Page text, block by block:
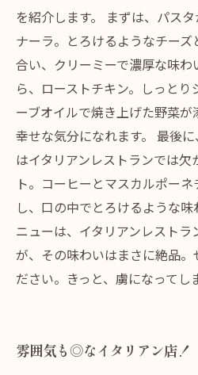
を紹介します。 まずは、パス
ナーラ。とろけるようなチー
合い、クリーミーで濃厚な味
ら、ローストチキン。しっとり
ーブオイルで焼き上げた野菜
幸せな気分になれます。 最後
はイタリアンレストランでは欠
ト。コーヒーとマスカルポー
し、口の中でとろけるような
ニューは、イタリアンレスト
が、その味わいはまさに絶品。
ださい。きっと、虜になってし
雰囲気も◎なイタリアン店！